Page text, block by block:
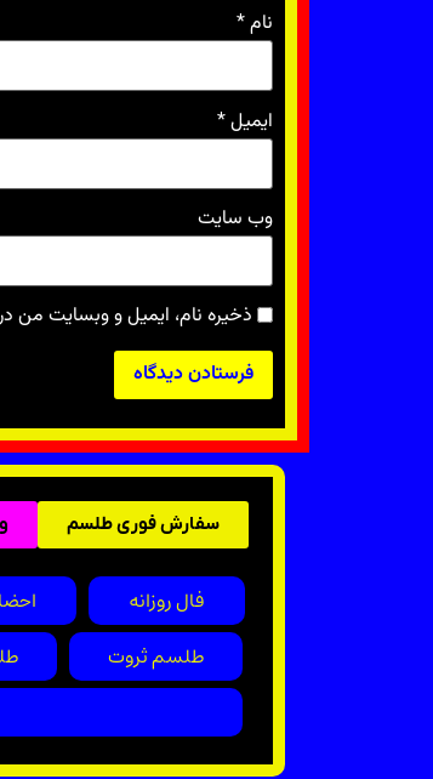
نام*
ایمیل*
وب‌ سایت
ذخیره نام، ایمیل و وبسایت من
سفارش فوری طلسم
فال روزانه
طلسم ثروت